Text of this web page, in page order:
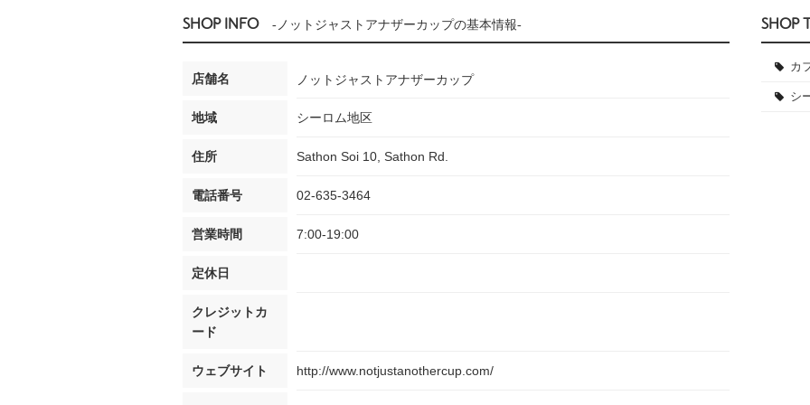
SHOP INFO -ノットジャストアナザーカップの基本情報-
店舗名 ノットジャストアナザーカップ
地域 シーロム地区
住所 Sathon Soi 10, Sathon Rd.
電話番号 02-635-3464
営業時間 7:00-19:00
定休日
クレジットカ
ード
ウェブサイト http://www.notjustanothercup.com/
SHOP
カ
シ